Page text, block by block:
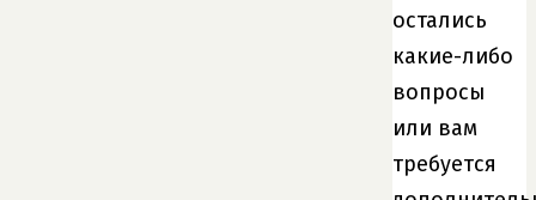
остались
какие-либо
вопросы
или вам
требуется